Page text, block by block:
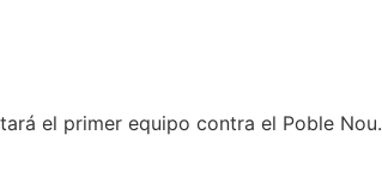
el primer equipo contra el Poble Nou.